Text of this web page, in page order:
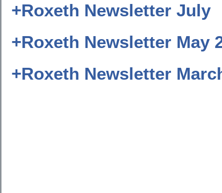
+Roxeth Newsletter July
+Roxeth Newsletter May
+Roxeth Newsletter